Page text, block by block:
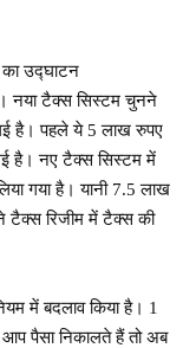
का उद्घाटन
नया टैक्स सिस्टम चुनने
है। पहले ये 5 लाख रुपए
है। नए टैक्स सिस्टम में
गया है। यानी 7.5 लाख
टैक्स रिजीम में टैक्स की
में बदलाव किया है। 1
पैसा निकालते हैं तो अब